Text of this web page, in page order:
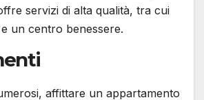
servizi di alta qualità, tra cui
un centro benessere.
affittare un appartamento